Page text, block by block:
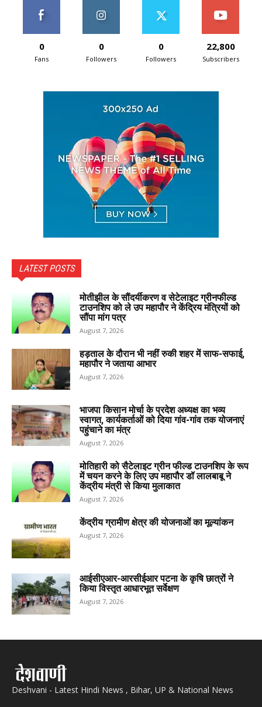
0
Fans
0
Followers
0
Followers
22,800
Subscribers
LATEST POSTS
मोतीझील के सौंदर्यीकरण व सेटेलाइट ग्रीनफील्ड
टाउनशिप को ले उप महापौर ने केंद्रिय मंत्रियों को
सौंपा मांग पत्र
August 7, 2026
हड़ताल के दौरान भी नहीं रुकी शहर में साफ-सफाई,
महापौर ने जताया आभार
August 7, 2026
भाजपा किसान मोर्चा के प्रदेश अध्यक्ष का भव्य
स्वागत, कार्यकर्ताओं को दिया गांव-गांव तक योजनाएं
पहुंचाने का मंत्र
August 7, 2026
मोतिहारी को सैटेलाइट ग्रीन फील्ड टाउनशिप के रूप
में चयन करने के लिए उप महापौर डॉ लालबाबू ने
केंद्रीय मंत्री से किया मुलाकात
August 7, 2026
केंद्रीय ग्रामीण क्षेत्र की योजनाओं का मूल्यांकन
August 7, 2026
आईसीएआर-आरसीईआर पटना के कृषि छात्रों ने
किया विस्तृत आधारभूत सर्वेक्षण
August 7, 2026
Deshvani - Latest Hindi News , Bihar, UP & National News